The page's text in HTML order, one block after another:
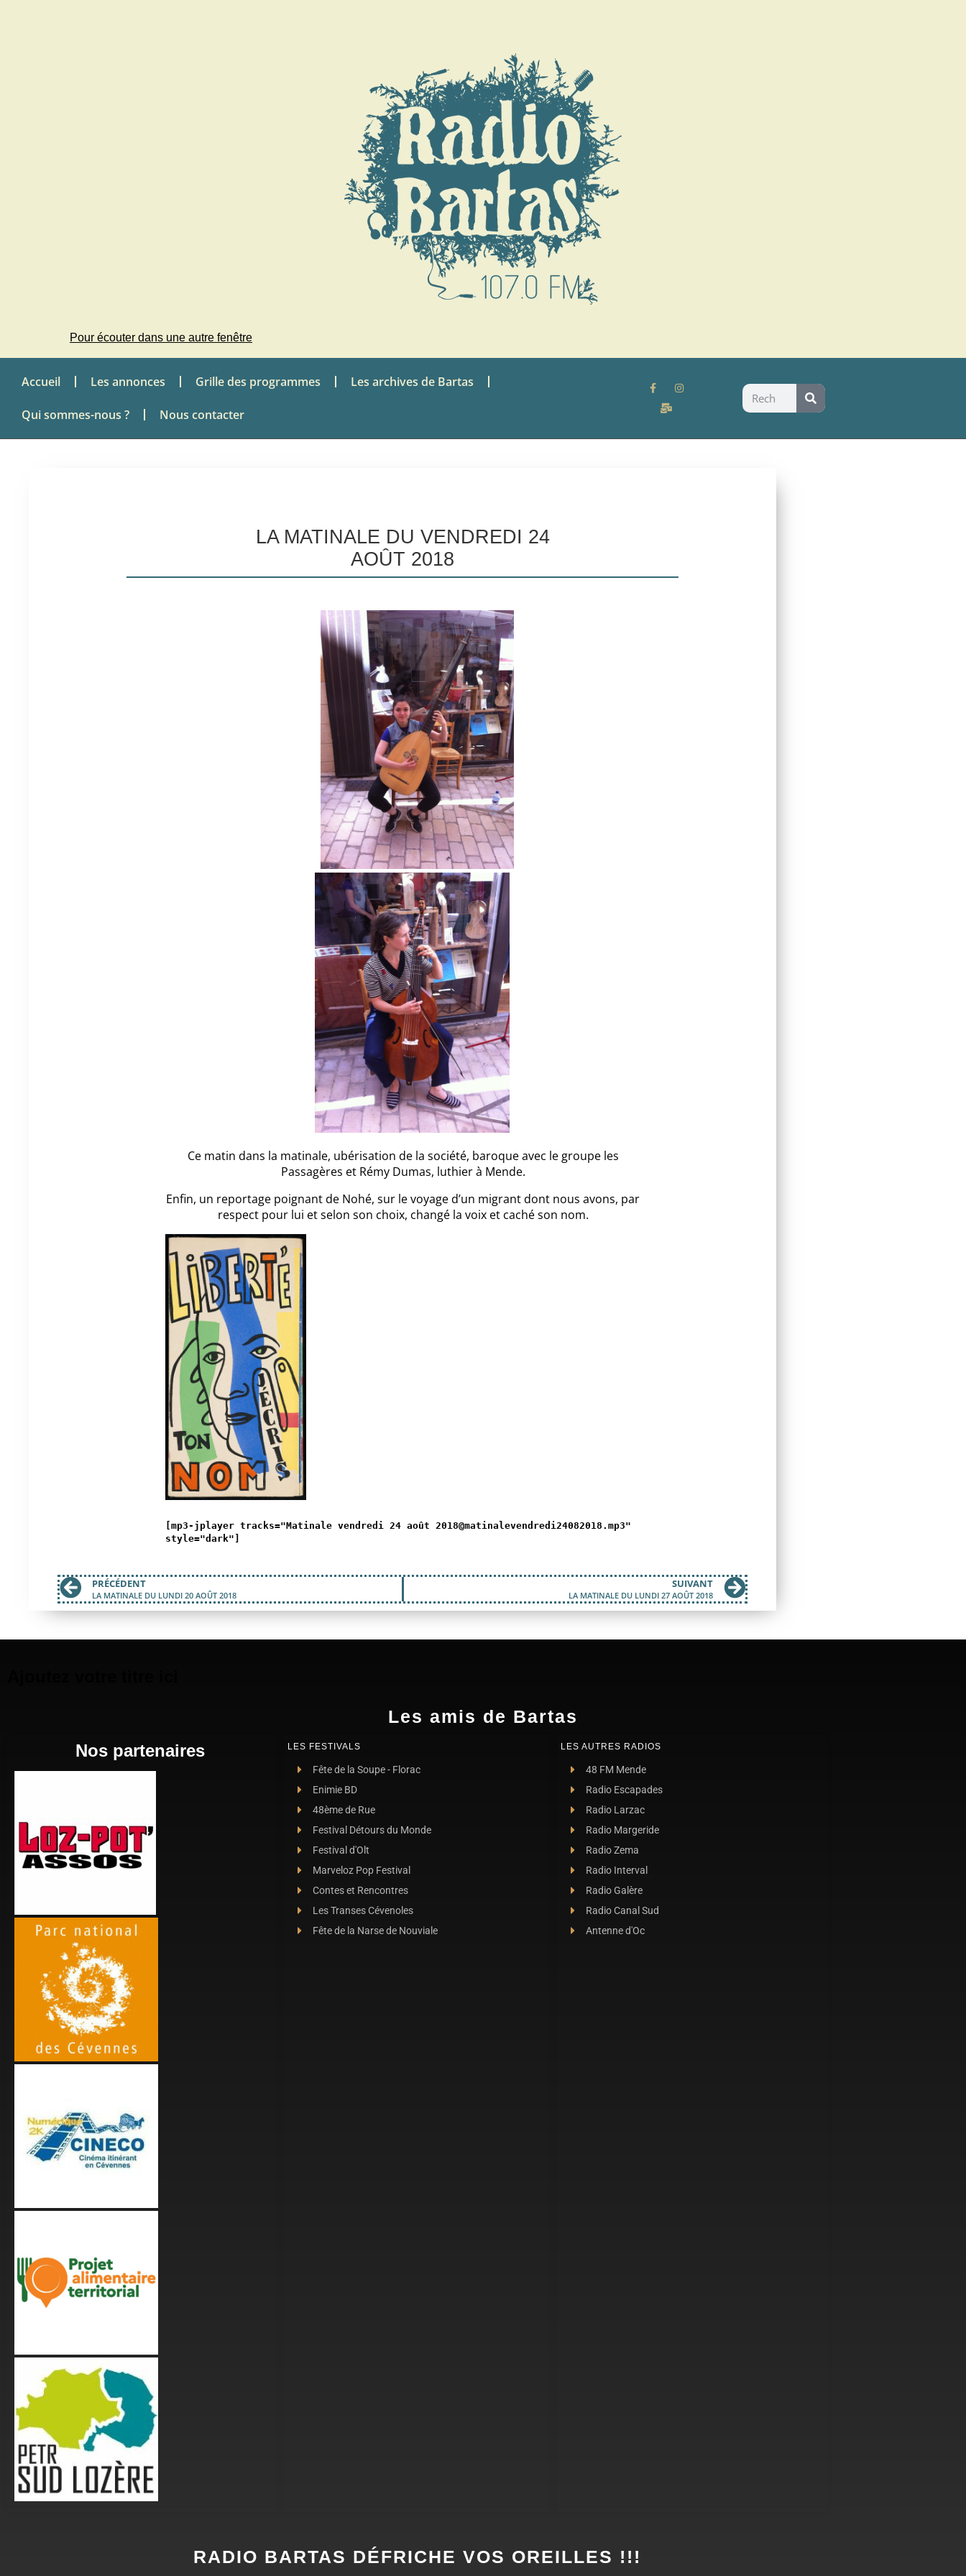
Pour écouter dans une autre fenêtre
Accueil Les annonces Grille des programmes Les archives de Bartas
Qui sommes-nous ? Nous contacter
LA MATINALE DU VENDREDI 24
AOÛT 2018
Ce matin dans la matinale, ubérisation de la société, baroque avec le groupe les
Passagères et Rémy Dumas, luthier à Mende.
Enfin, un reportage poignant de Nohé, sur le voyage d’un migrant dont nous avons, par
respect pour lui et selon son choix, changé la voix et caché son nom.
[mp3-jplayer tracks="Matinale vendredi 24 août 2018@matinalevendredi24082018.mp3"
style="dark"]
PRÉCÉDENT
LA MATINALE DU LUNDI 20 AOÛT 2018
SUIVANT
LA MATINALE DU LUNDI 27 AOÛT 2018
Les amis de Bartas
Nos partenaires LES FESTIVALS
Fête de la Soupe - Florac
Enimie BD
48ème de Rue
Festival Détours du Monde
Festival d'Olt
Marveloz Pop Festival
Contes et Rencontres
Les Transes Cévenoles
Fête de la Narse de Nouviale
LES AUTRES RADIOS
48 FM Mende
Radio Escapades
Radio Larzac
Radio Margeride
Radio Zema
Radio Interval
Radio Galère
Radio Canal Sud
Antenne d'Oc
RADIO BARTAS DÉFRICHE VOS OREILLES !!!